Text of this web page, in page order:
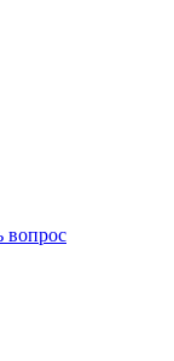
вопрос